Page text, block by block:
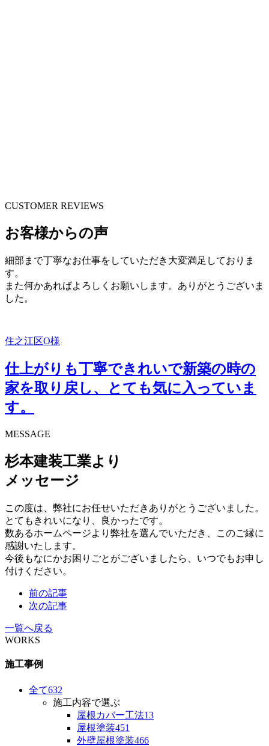
CUSTOMER REVIEWS
お客様からの声
細部まで丁寧なお仕事をしていただき大変満足しておりま
す。
また何かあればよろしくお願いします。ありがとうございま
した。
住之江区O様
仕上がりも丁寧できれいで新築の時の
家を取り戻し、とても気に入っていま
す。
MESSAGE
杉本建装工業より
メッセージ
この度は、弊社にお任せいただきありがとうございました。
とてもきれいになり、良かったです。
数あるホームページより弊社を選んでいただき、このご縁に
感謝いたします。
今後もなにかお困りごとがございましたら、いつでもお申し
付けください。
前の記事
次の記事
一覧へ戻る
WORKS
施工事例
全て632
施工内容で選ぶ
屋根カバー工法13
屋根塗装451
外壁屋根塗装466